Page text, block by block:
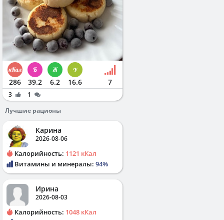
286 39.2 6.2 16.6 7
3
1
Лучшие рационы
Карина
2026-08-06
Калорийность: 1121 кКал
Витамины и минералы: 94%
Ирина
2026-08-03
Калорийность: 1048 кКал